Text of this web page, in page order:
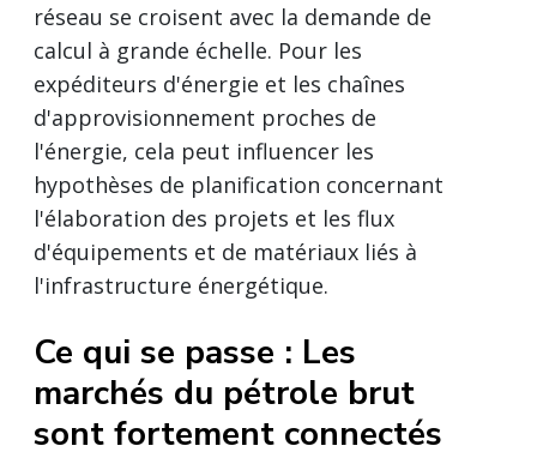
réseau se croisent avec la demande de
calcul à grande échelle. Pour les
expéditeurs d'énergie et les chaînes
d'approvisionnement proches de
l'énergie, cela peut influencer les
hypothèses de planification concernant
l'élaboration des projets et les flux
d'équipements et de matériaux liés à
l'infrastructure énergétique.
Ce qui se passe : Les
marchés du pétrole brut
sont fortement connectés